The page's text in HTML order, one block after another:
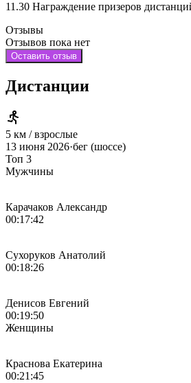
11.30 Награждение призеров
Отзывы
Отзывов пока нет
Оставить отзыв
Дистанции
5 км / взрослые
13 июня 2026·бег (шоссе)
Топ 3
Мужчины
Карачаков Александр
00:17:42
Сухоруков Анатолий
00:18:26
Денисов Евгений
00:19:50
Женщины
Краснова Екатерина
00:21:45